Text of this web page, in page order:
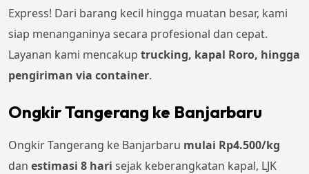
Express! Dari barang kecil hingga muatan besar, kami
siap menanganinya secara profesional dan cepat.
Layanan kami mencakup trucking, kapal Roro, hingga
pengiriman via container.
Ongkir Tangerang ke Banjarbaru
Ongkir Tangerang ke Banjarbaru mulai Rp4.500/kg
dan estimasi 8 hari sejak keberangkatan kapal, LJK